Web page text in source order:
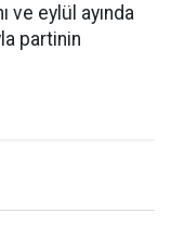
ve eylül ayında
partinin